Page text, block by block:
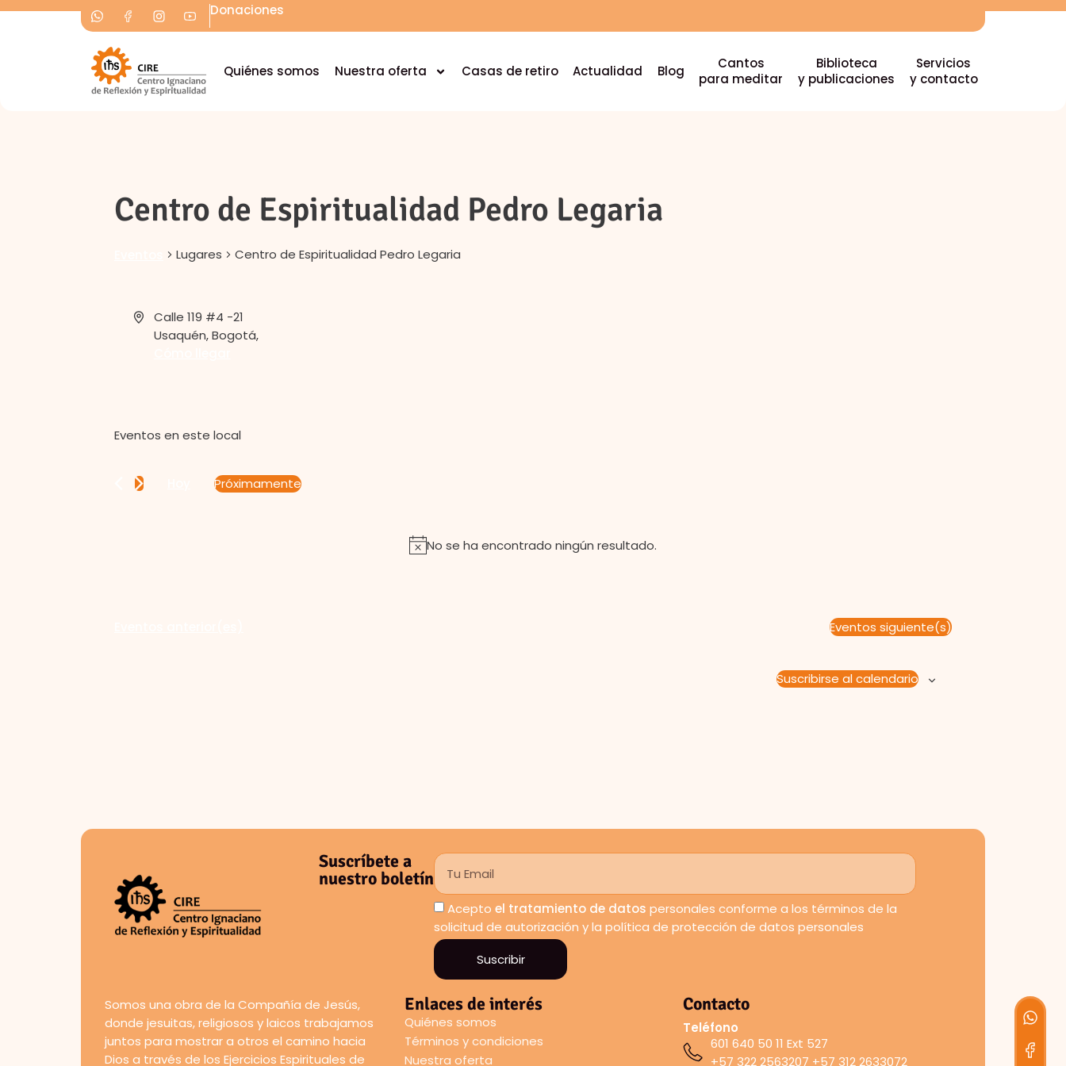
Donaciones
Quiénes somos Nuestra oferta Casas de retiro Actualidad Blog
Cantos
para meditar
Biblioteca
y publicaciones
Servicios
y contacto
No se ha encontrado ningún resultado.
Centro de Espiritualidad Pedro Legaria
Lugares Centro de Espiritualidad Pedro Legaria
Calle 119 #4 -21
Usaquén, Bogotá,
Eventos en este local
Próximamente
Seleccionar
Eventos siguiente(s)
Suscribirse al calendario
Suscríbete a
nuestro boletín
Acepto el tratamiento de datos personales conforme a los términos de la
solicitud de autorización y la política de protección de datos personales
Suscribir
Somos una obra de la Compañía de Jesús,
donde jesuitas, religiosos y laicos trabajamos
juntos para mostrar a otros el camino hacia
Dios a través de los Ejercicios Espirituales de
Enlaces de interés
Quiénes somos
Términos y condiciones
Nuestra oferta
Contacto
Teléfono
601 640 50 11 Ext 527
+57 322 2563207 +57 312 2633072